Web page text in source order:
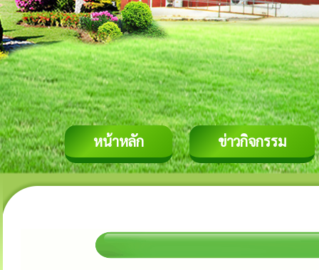
หน้าหลัก ข่าวกิจกรรม